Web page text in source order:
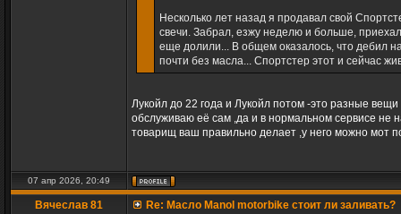
Несколько лет назад я продавал свой
свечи. Забрал, езжу неделю и больше,
еще долили... В общем оказалось, что дебил
почти без масла... Спортстер этот и сейчас
Лукойл до 22 года и Лукойл потом -это разные
обслуживаю её сам ,да и в нормальном сервисе не
товарищ ваш правильно делает ,у него можно мот
07 апр 2026, 20:49
Вячеслав 81
Re: Масло Manol motorbike стоит ли заливать?